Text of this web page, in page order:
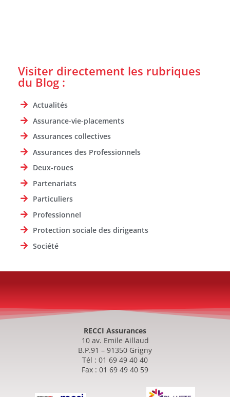
Visiter directement les rubriques
du Blog :
Actualités
Assurance-vie-placements
Assurances collectives
Assurances des Professionnels
Deux-roues
Partenariats
Particuliers
Professionnel
Protection sociale des dirigeants
Société
RECCI Assurances
10 av. Emile Aillaud
B.P.91 – 91350 Grigny
Tél : 01 69 49 40 40
Fax : 01 69 49 40 59